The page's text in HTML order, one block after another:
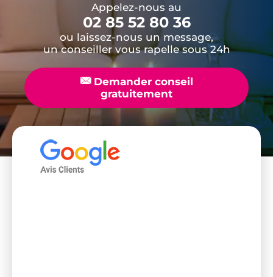
Appelez-nous au
02 85 52 80 36
ou laissez-nous un message,
un conseiller vous rapelle sous 24h
📧Demander conseil
gratuitement